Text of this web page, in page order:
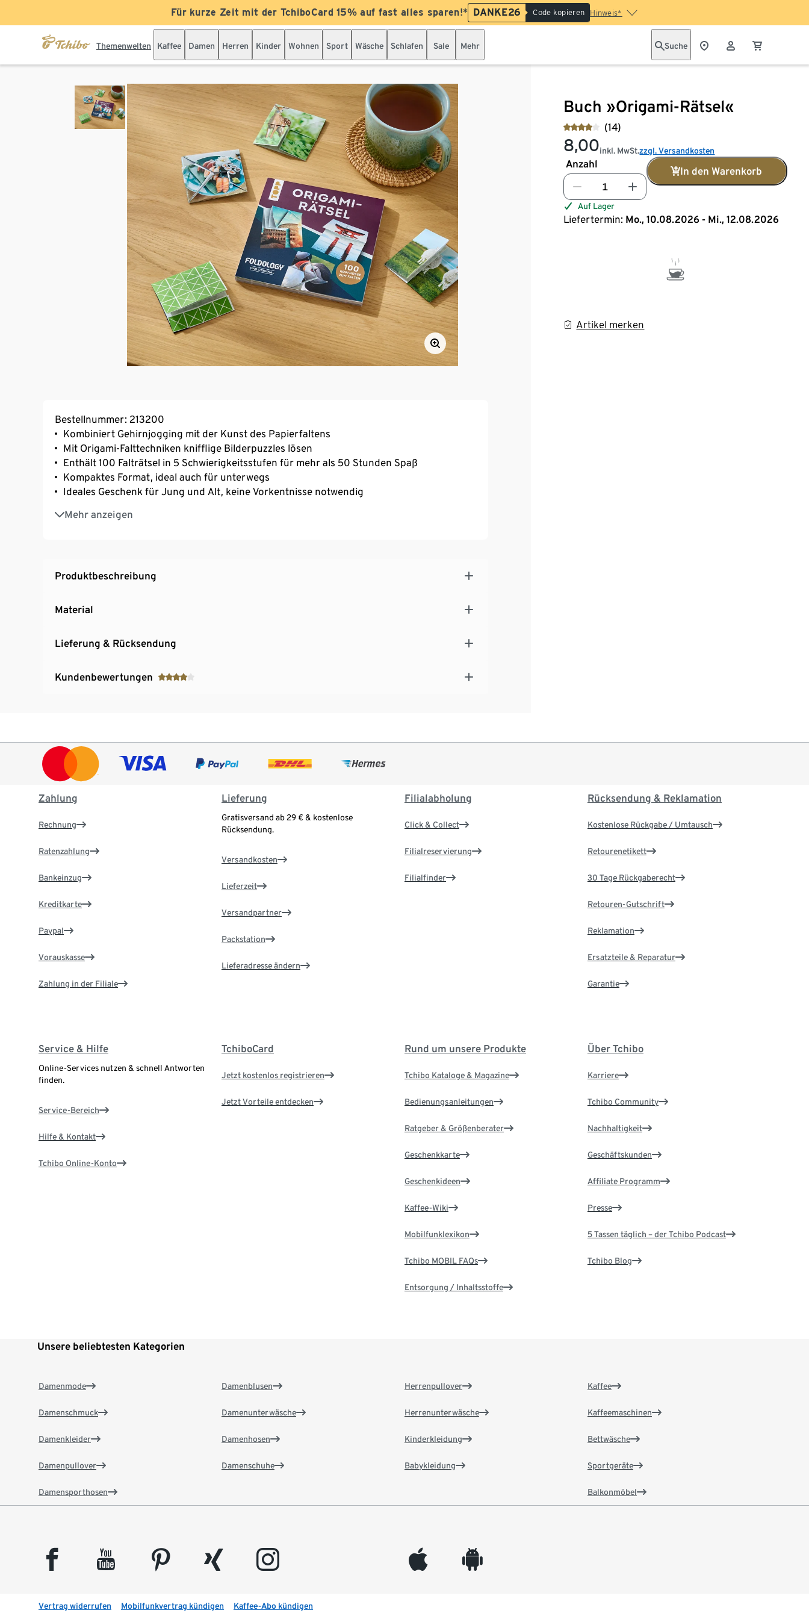
Für kurze Zeit mit der TchiboCard 15% auf fast alles sparen!* DANKE26 Code kopieren Hinweis*
Themenwelten Kaffee Damen Herren Kinder Wohnen Sport Wäsche Schlafen Sale Mehr Suche
Buch »Origami-Rätsel«
(14)
8,00inkl. MwSt.zzgl. Versandkosten
Anzahl
In den Warenkorb
Auf Lager
Liefertermin: Mo., 10.08.2026 - Mi., 12.08.2026
Artikel merken
Bestellnummer: 213200
Kombiniert Gehirnjogging mit der Kunst des Papierfaltens
Mit Origami-Falttechniken knifflige Bilderpuzzles lösen
Enthält 100 Falträtsel in 5 Schwierigkeitsstufen für mehr als 50 Stunden Spaß
Kompaktes Format, ideal auch für unterwegs
Ideales Geschenk für Jung und Alt, keine Vorkentnisse notwendig
Mehr anzeigen
Exklusive Sonderausgabe der Erfolgsreihe »Foldogy«
Block mit Softcover und 200 Seiten
Produktbeschreibung
Material
Lieferung & Rücksendung
Kundenbewertungen
Zahlung
Rechnung
Ratenzahlung
Bankeinzug
Kreditkarte
Paypal
Vorauskasse
Zahlung in der Filiale
Lieferung
Gratisversand ab 29 € & kostenlose
Rücksendung.
Versandkosten
Lieferzeit
Versandpartner
Packstation
Lieferadresse ändern
Filialabholung
Click & Collect
Filialreservierung
Filialfinder
Rücksendung & Reklamation
Kostenlose Rückgabe / Umtausch
Retourenetikett
30 Tage Rückgaberecht
Retouren-Gutschrift
Reklamation
Ersatzteile & Reparatur
Garantie
Service & Hilfe
Online-Services nutzen & schnell Antworten
finden.
Service-Bereich
Hilfe & Kontakt
Tchibo Online-Konto
TchiboCard
Jetzt kostenlos registrieren
Jetzt Vorteile entdecken
Rund um unsere Produkte
Tchibo Kataloge & Magazine
Bedienungsanleitungen
Ratgeber & Größenberater
Geschenkkarte
Geschenkideen
Kaffee-Wiki
Mobilfunklexikon
Tchibo MOBIL FAQs
Entsorgung / Inhaltsstoffe
Über Tchibo
Karriere
Tchibo Community
Nachhaltigkeit
Geschäftskunden
Affiliate Programm
Presse
5 Tassen täglich – der Tchibo Podcast
Tchibo Blog
Unsere beliebtesten Kategorien
Damenmode
Damenschmuck
Damenkleider
Damenpullover
Damensporthosen
Damenblusen
Damenunterwäsche
Damenhosen
Damenschuhe
Herrenpullover
Herrenunterwäsche
Kinderkleidung
Babykleidung
Kaffee
Kaffeemaschinen
Bettwäsche
Sportgeräte
Balkonmöbel
facebook youtube pinterest xing instagram appleinc android
Vertrag widerrufen Mobilfunkvertrag kündigen Kaffee-Abo kündigen